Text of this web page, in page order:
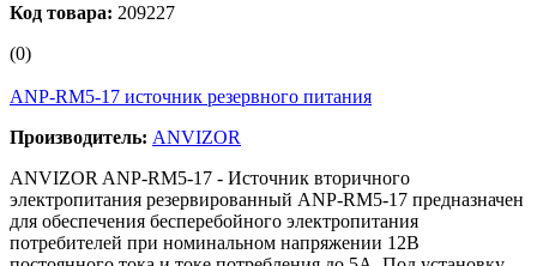
Код товара: 209227
(0)
ANP-RM5-17 источник резервного питания
Производитель: ANVIZOR
ANVIZOR ANP-RM5-17 - Источник вторичного
электропитания резервированный ANP-RM5-17 предназначен
для обеспечения бесперебойного электропитания
потребителей при номинальном напряжении 12В